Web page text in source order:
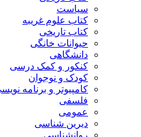
سیاست
کتاب علوم غریبه
کتاب تاریخی
حیوانات خانگی
دانشگاهی
کنکور و کمک‌ درسی
کودک و نوجوان
کامپیوتر و برنامه نویسی
فلسفی
عمومی
دیرین شناسی
روانشناسی